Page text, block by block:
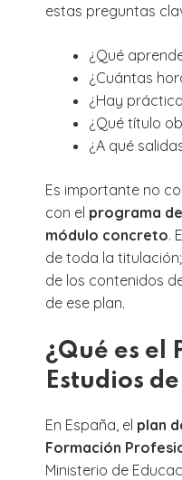
estas preguntas
¿Qué
¿Cuántas
¿Hay
¿Qué título
¿A qué
Es importante no
con el programa
módulo concreto.
de toda la
de los contenidos
de ese plan.
¿Qué es el
Estudios
En España, el plan
Formación
Ministerio de